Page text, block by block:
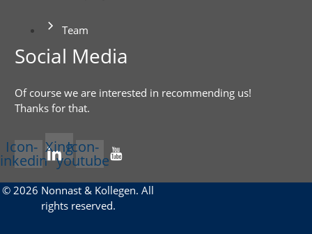
Team
Social Media
Of course we are interested in recommending us!
Thanks for that.
Icon- XingIcon-
youtube
© 2026 Nonnast & Kollegen. All
rights reserved.